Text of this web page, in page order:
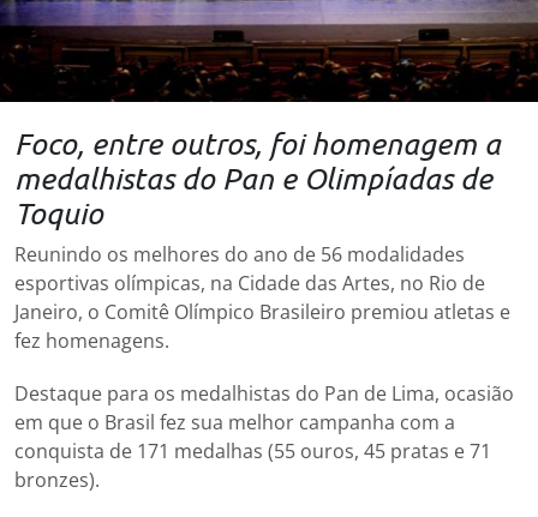
Foco, entre outros, foi homenagem a
medalhistas do Pan e Olimpíadas de
Toquio
Reunindo os melhores do ano de 56 modalidades
esportivas olímpicas, na Cidade das Artes, no Rio de
Janeiro, o Comitê Olímpico Brasileiro premiou atletas e
fez homenagens.
Destaque para os medalhistas do Pan de Lima, ocasião
em que o Brasil fez sua melhor campanha com a
conquista de 171 medalhas (55 ouros, 45 pratas e 71
bronzes).